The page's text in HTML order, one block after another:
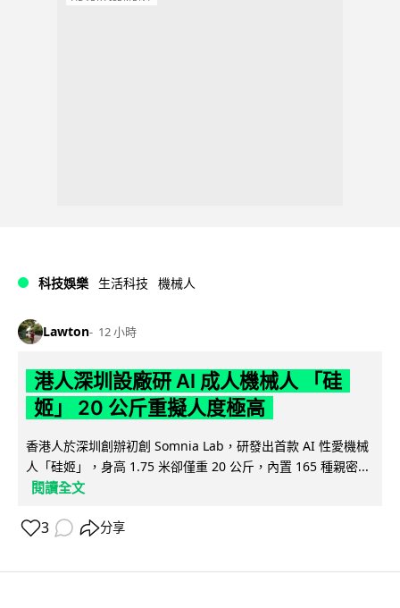
科技娛樂 生活科技 機械人
Lawton 12 小時
港人深圳設廠研 AI 成人機械人 「硅
姬」 20 公斤重擬人度極高
香港人於深圳創辦初創 Somnia Lab，研發出首款 AI 性愛機械
人「硅姬」，身高 1.75 米卻僅重 20 公斤，內置 165 種親密...
閱讀全文
3 分享